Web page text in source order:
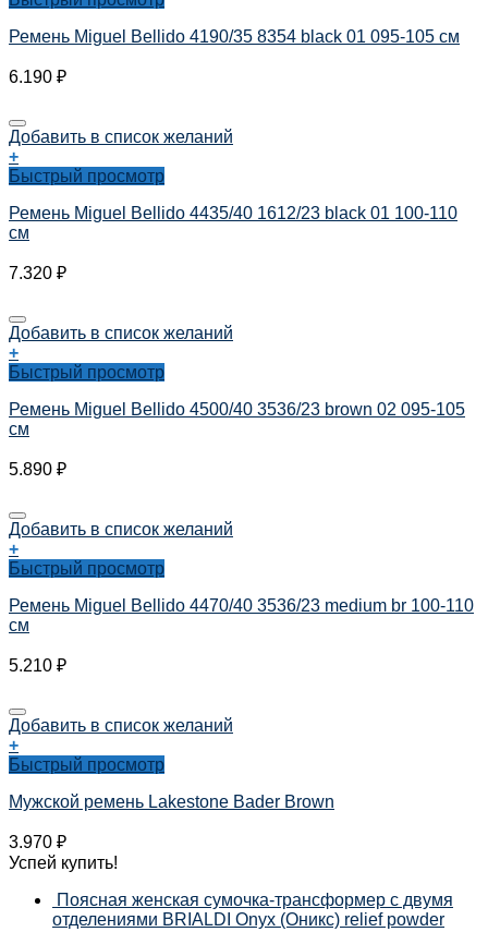
Ремень Miguel Bellido 4190/35 8354 black 01 095-105 см
6.190 ₽
Добавить в список желаний
+
Быстрый просмотр
Ремень Miguel Bellido 4435/40 1612/23 black 01 100-110
см
7.320 ₽
Добавить в список желаний
+
Быстрый просмотр
Ремень Miguel Bellido 4500/40 3536/23 brown 02 095-105
см
5.890 ₽
Добавить в список желаний
+
Быстрый просмотр
Ремень Miguel Bellido 4470/40 3536/23 medium br 100-110
см
5.210 ₽
Добавить в список желаний
+
Быстрый просмотр
Мужской ремень Lakestone Bader Brown
3.970 ₽
Успей купить!
Поясная женская сумочка-трансформер с двумя
отделениями BRIALDI Onyx (Оникс) relief powder